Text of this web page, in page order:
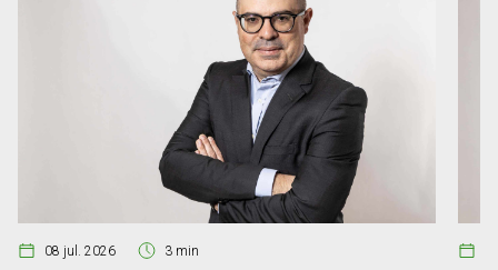
08 jul. 2026 3 min